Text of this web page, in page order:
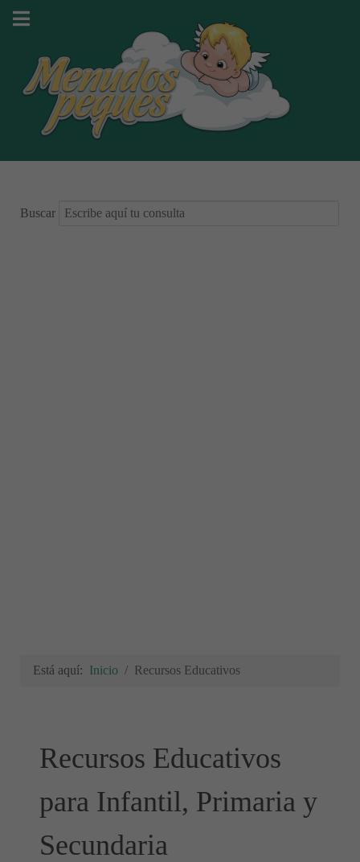
Buscar
Está aquí: Inicio Recursos Educativos
Recursos Educativos
para Infantil, Primaria y
Secundaria